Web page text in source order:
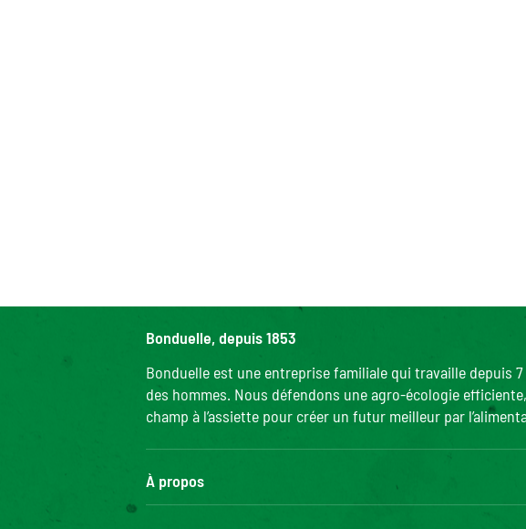
Bonduelle, depuis 1853
Bonduelle est une entreprise familiale qui travaille depuis
des hommes. Nous défendons une agro-écologie
champ à l’assiette pour créer un futur meilleur par
À propos